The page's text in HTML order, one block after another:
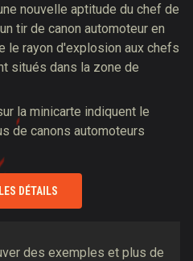
nouvelle aptitude du chef de
tir de canon automoteur en
le rayon d'explosion aux chefs
situés dans la zone de
la minicarte indiquent le
de canons automoteurs
DÉTAILS
des exemples et plus de